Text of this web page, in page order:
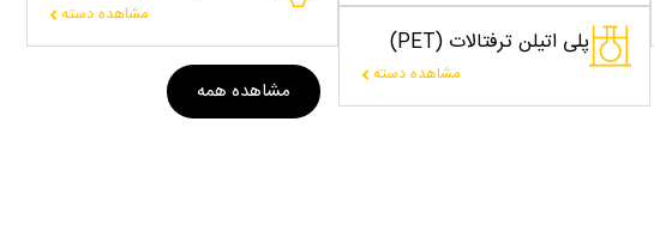
پلی اتیلن ترفتالات (PET)
مشاهده دسته
مشاهده دسته
مشاهده همه